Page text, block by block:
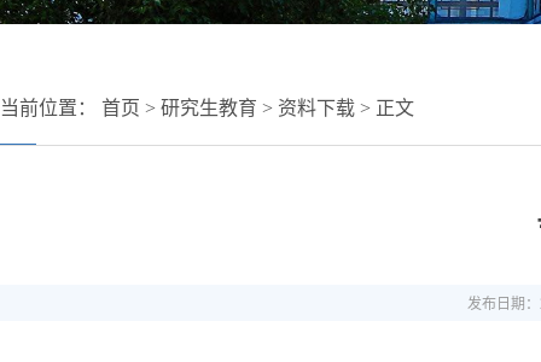
当前位置： 首页 > 研究生教育 > 资料下载 > 正文
发布日期